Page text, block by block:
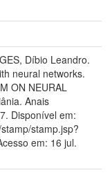
Díbio Leandro.
neural networks.
ON NEURAL
Anais
Disponível em:
stamp.jsp?
em: 16 jul.